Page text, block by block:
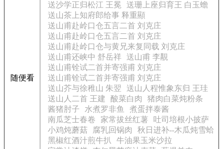
随便看
送沙学正归松江 王冕
送珊上座归育王 白玉蟾
送山茶上知府郎给事 释重顯
送山甫赴岭口仓五言二首 刘克庄
送山甫赴岭口仓五言二首 刘克庄
送山甫赴岭口仓与黄兄来复同载 刘克庄
送山甫还峡中 舒岳祥
送山甫 李覯
送山甫铨试二首并寄强甫 刘克庄
送山甫铨试二首并寄强甫 刘克庄
送山芥与徐稚山 朱翌
送山人程惟象东归 王珪
送山人二首 王建
酸菜白肉
猪肉白菜炖粉条
酱猪肘子
水煮罗非鱼
煮蛋拌泰酱
南瓜芝士春卷
家常拔丝红薯
吐司培根小披萨
小鸡炖蘑菇
腐乳回锅肉
秋日进补--木瓜炖雪蛤
黑椒红酒汁煎牛扒
牛油果玉米沙拉